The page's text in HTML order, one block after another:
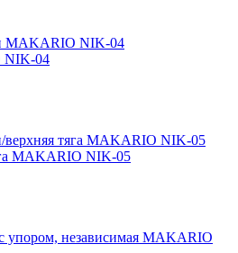
NIK-04
MAKARIO NIK-05